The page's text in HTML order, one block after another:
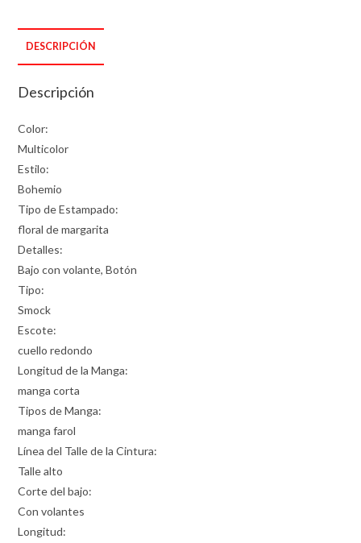
DESCRIPCIÓN
Descripción
Color:
Multicolor
Estilo:
Bohemio
Tipo de Estampado:
floral de margarita
Detalles:
Bajo con volante, Botón
Tipo:
Smock
Escote:
cuello redondo
Longitud de la Manga:
manga corta
Tipos de Manga:
manga farol
Línea del Talle de la Cintura:
Talle alto
Corte del bajo:
Con volantes
Longitud: